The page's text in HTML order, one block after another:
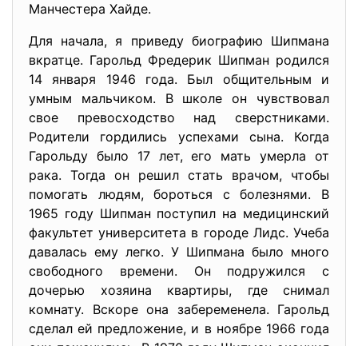
Манчестера Хайде.
Для начала, я приведу биографию Шипмана
вкратце. Гарольд Фредерик Шипман родился
14 января 1946 года. Был общительным и
умным мальчиком. В школе он чувствовал
свое превосходство над сверстниками.
Родители гордились успехами сына. Когда
Гарольду было 17 лет, его мать умерла от
рака. Тогда он решил стать врачом, чтобы
помогать людям, бороться с болезнями. В
1965 году Шипман поступил на медицинский
факультет университета в городе Лидс. Учеба
давалась ему легко. У Шипмана было много
свободного времени. Он подружился с
дочерью хозяина квартиры, где снимал
комнату. Вскоре она забеременела. Гарольд
сделал ей предложение, и в ноябре 1966 года